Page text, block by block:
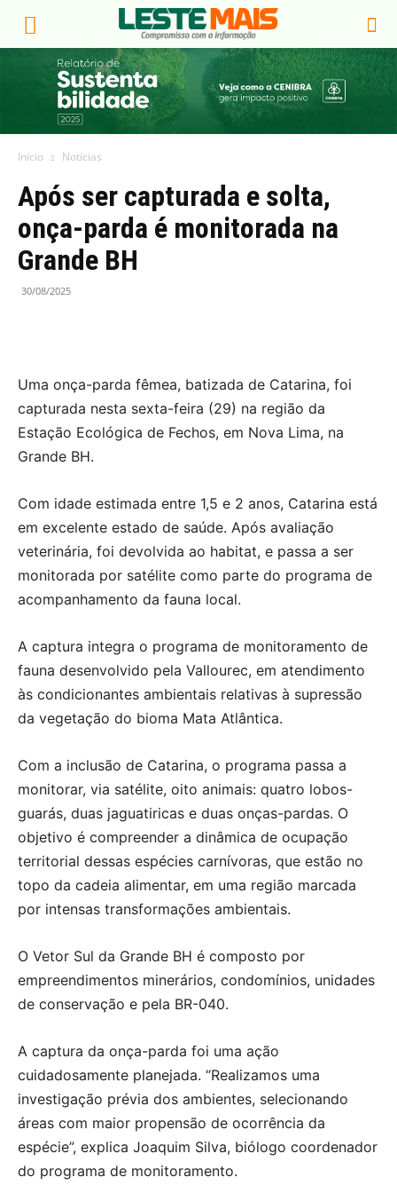
Início Notícias
Após ser capturada e solta,
onça-parda é monitorada na
Grande BH
30/08/2025
Uma onça-parda fêmea, batizada de Catarina, foi
capturada nesta sexta-feira (29) na região da
Estação Ecológica de Fechos, em Nova Lima, na
Grande BH.
Com idade estimada entre 1,5 e 2 anos, Catarina está
em excelente estado de saúde. Após avaliação
veterinária, foi devolvida ao habitat, e passa a ser
monitorada por satélite como parte do programa de
acompanhamento da fauna local.
A captura integra o programa de monitoramento de
fauna desenvolvido pela Vallourec, em atendimento
às condicionantes ambientais relativas à supressão
da vegetação do bioma Mata Atlântica.
Com a inclusão de Catarina, o programa passa a
monitorar, via satélite, oito animais: quatro lobos-
guarás, duas jaguatiricas e duas onças-pardas. O
objetivo é compreender a dinâmica de ocupação
territorial dessas espécies carnívoras, que estão no
topo da cadeia alimentar, em uma região marcada
por intensas transformações ambientais.
O Vetor Sul da Grande BH é composto por
empreendimentos minerários, condomínios, unidades
de conservação e pela BR-040.
A captura da onça-parda foi uma ação
cuidadosamente planejada. “Realizamos uma
investigação prévia dos ambientes, selecionando
áreas com maior propensão de ocorrência da
espécie”, explica Joaquim Silva, biólogo coordenador
do programa de monitoramento.